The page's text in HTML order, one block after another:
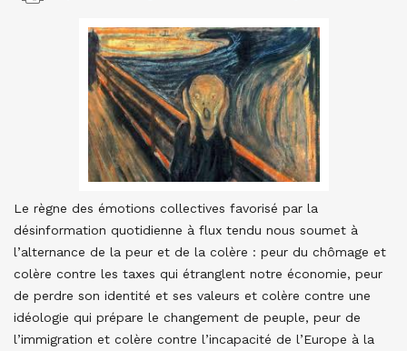
Le règne des émotions collectives favorisé par la
désinformation quotidienne à flux tendu nous soumet à
l’alternance de la peur et de la colère : peur du chômage et
colère contre les taxes qui étranglent notre économie, peur
de perdre son identité et ses valeurs et colère contre une
idéologie qui prépare le changement de peuple, peur de
l’immigration et colère contre l’incapacité de l’Europe à la